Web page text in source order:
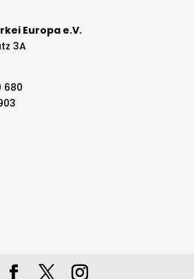
Europa e.V.
3A
680